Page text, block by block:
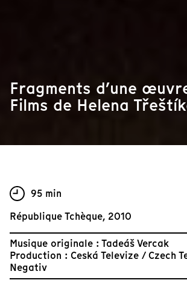
Fragments d’une
Films de Helena
95 min
République Tchèque, 2010
Musique originale : Tadeáš Vercak
Production : Ceská Televize / Czech
Negativ